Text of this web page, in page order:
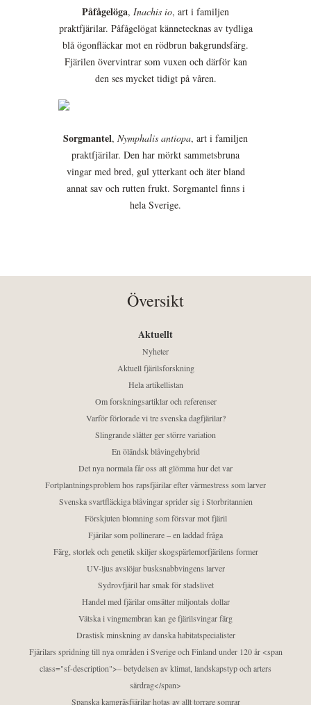
Påfågelöga, Inachis io, art i familjen
praktfjärilar. Påfågelögat kännetecknas av tydliga
blå ögonfläckar mot en rödbrun bakgrundsfärg.
Fjärilen övervintrar som vuxen och därför kan
den ses mycket tidigt på våren.
Sorgmantel, Nymphalis antiopa, art i familjen
praktfjärilar. Den har mörkt sammetsbruna
vingar med bred, gul ytterkant och äter bland
annat sav och rutten frukt. Sorgmantel finns i
hela Sverige.
Översikt
Aktuellt
Nyheter
Aktuell fjärilsforskning
Hela artikellistan
Om forskningsartiklar och referenser
Varför förlorade vi tre svenska dagfjärilar?
Slingrande slåtter ger större variation
En öländsk blåvingehybrid
Det nya normala får oss att glömma hur det var
Fortplantningsproblem hos rapsfjärilar efter värmestress som larver
Svenska svartfläckiga blåvingar sprider sig i Storbritannien
Förskjuten blomning som försvar mot fjäril
Fjärilar som pollinerare – en laddad fråga
Färg, storlek och genetik skiljer skogspärlemorfjärilens former
UV-ljus avslöjar busksnabbvingens larver
Sydrovfjäril har smak för stadslivet
Handel med fjärilar omsätter miljontals dollar
Vätska i vingmembran kan ge fjärilsvingar färg
Drastisk minskning av danska habitatspecialister
Fjärilars spridning till nya områden i Sverige och Finland under 120 år <span
class="sf-description">– betydelsen av klimat, landskapstyp och arters
särdrag</span>
Spanska kamgräsfjärilar hotas av allt torrare somrar